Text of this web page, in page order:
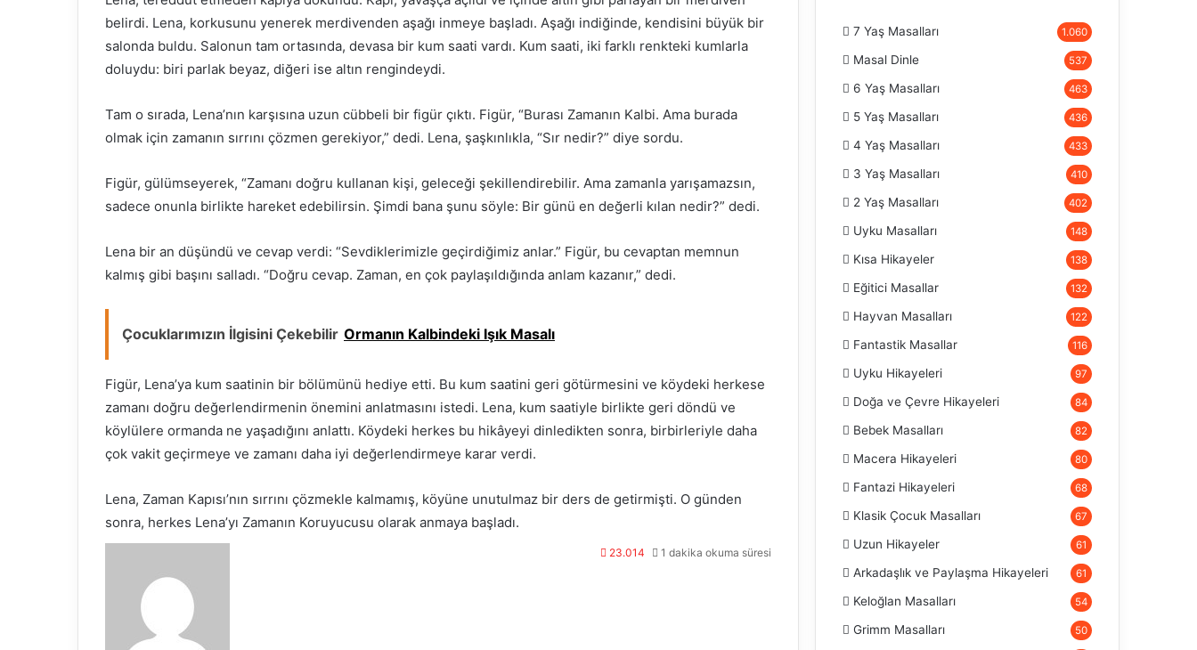
belirdi. Lena, korkusunu yenerek merdivenden aşağı inmeye başladı. Aşağı indiğinde, kendisini büyük bir
salonda buldu. Salonun tam ortasında, devasa bir kum saati vardı. Kum saati, iki farklı renkteki kumlarla
doluydu: biri parlak beyaz, diğeri ise altın rengindeydi.
Tam o sırada, Lena’nın karşısına uzun cübbeli bir figür çıktı. Figür, “Burası Zamanın Kalbi. Ama burada
olmak için zamanın sırrını çözmen gerekiyor,” dedi. Lena, şaşkınlıkla, “Sır nedir?” diye sordu.
Figür, gülümseyerek, “Zamanı doğru kullanan kişi, geleceği şekillendirebilir. Ama zamanla yarışamazsın,
sadece onunla birlikte hareket edebilirsin. Şimdi bana şunu söyle: Bir günü en değerli kılan nedir?” dedi.
Lena bir an düşündü ve cevap verdi: “Sevdiklerimizle geçirdiğimiz anlar.” Figür, bu cevaptan memnun
kalmış gibi başını salladı. “Doğru cevap. Zaman, en çok paylaşıldığında anlam kazanır,” dedi.
Çocuklarımızın İlgisini Çekebilir Ormanın Kalbindeki Işık Masalı
Figür, Lena’ya kum saatinin bir bölümünü hediye etti. Bu kum saatini geri götürmesini ve köydeki herkese
zamanı doğru değerlendirmenin önemini anlatmasını istedi. Lena, kum saatiyle birlikte geri döndü ve
köylülere ormanda ne yaşadığını anlattı. Köydeki herkes bu hikâyeyi dinledikten sonra, birbirleriyle daha
çok vakit geçirmeye ve zamanı daha iyi değerlendirmeye karar verdi.
Lena, Zaman Kapısı’nın sırrını çözmekle kalmamış, köyüne unutulmaz bir ders de getirmişti. O günden
sonra, herkes Lena’yı Zamanın Koruyucusu olarak anmaya başladı.
23.014 1 dakika okuma süresi
7 Yaş Masalları 1.060
Masal Dinle 537
6 Yaş Masalları 463
5 Yaş Masalları 436
4 Yaş Masalları 433
3 Yaş Masalları 410
2 Yaş Masalları 402
Uyku Masalları 148
Kısa Hikayeler 138
Eğitici Masallar 132
Hayvan Masalları 122
Fantastik Masallar 116
Uyku Hikayeleri 97
Doğa ve Çevre Hikayeleri 84
Bebek Masalları 82
Macera Hikayeleri 80
Fantazi Hikayeleri 68
Klasik Çocuk Masalları 67
Uzun Hikayeler 61
Arkadaşlık ve Paylaşma Hikayeleri 61
Keloğlan Masalları 54
Grimm Masalları 50